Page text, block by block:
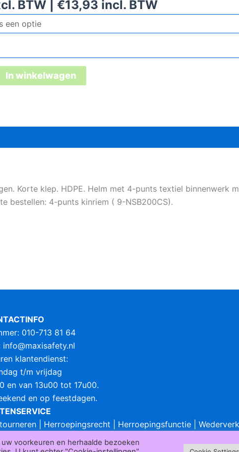
BTW | €13,93 incl. BTW
In winkelwagen
Korte klep. HDPE. Helm met 4-punts textiel binnenwerk
bestellen: 4-punts kinriem ( 9-NSB200CS).
010-713 81 64
info@maxisafety.nl
klantendienst:
t/m vrijdag
en van 13u00 tot 17u00.
en op feestdagen.
Herroepingsrecht Herroepingsfunctie
policy Sitemap | Disclaimer
© 2026
voorkeuren en herhaalde bezoeken